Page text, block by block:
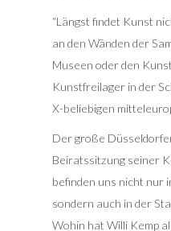
“Längst findet Kunst
an den Wänden der
Museen oder den
Kunstfreilager in der
X-beliebigen
Der große
Beiratssitzung seiner
befinden uns nicht nur
sondern auch in der
Wohin hat Willi Kemp